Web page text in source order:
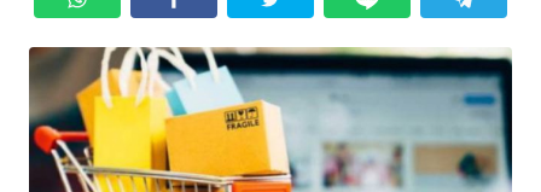
KRIMINAL
EKUIN
SAINS-TEKNO